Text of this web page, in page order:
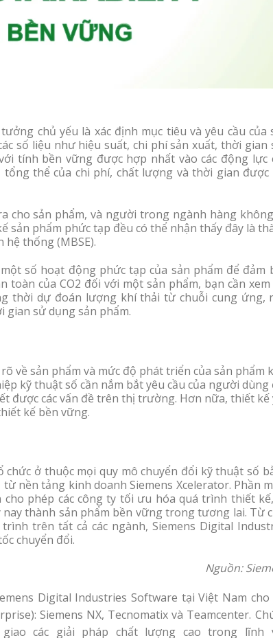
chủ yếu là xác định mục tiêu và yêu cầu của
số liệu như hiệu suất, chi phí sản xuất, thời gian
tính bền vững được hợp nhất vào các động lực
thể của chi phí, chất lượng và thời gian được
cho sản phẩm, và người trong ngành hàng
sản phẩm phức tạp đều có thể nhận thấy đây là
thống (MBSE).
số hoạt động phức tạp của sản phẩm để đảm
của CO2 đối với một sản phẩm, bạn cần xem
thời dự đoán lượng khí thải từ chuỗi cung ứng,
gian sử dụng sản phẩm.
về sản phẩm và mức độ phát triển của sản phẩm
kỹ thuật số cần nắm bắt yêu cầu của người dùng
được các vấn đề trên thị trường. Hơn nữa, thiết kế
kế bền vững.
ở thuộc mọi quy mô chuyển đổi kỹ thuật số
nền tảng kinh doanh Siemens Xcelerator. Phần
phép các công ty tối ưu hóa quá trình thiết
thành sản phẩm bền vững trong tương lai. Từ
trên tất cả các ngành, Siemens Digital
chuyển đổi.
Nguồn:
Digital Industries Software tại Việt Nam cho
Siemens NX, Tecnomatix và Teamcenter.
các giải pháp chất lượng cao trong lĩnh